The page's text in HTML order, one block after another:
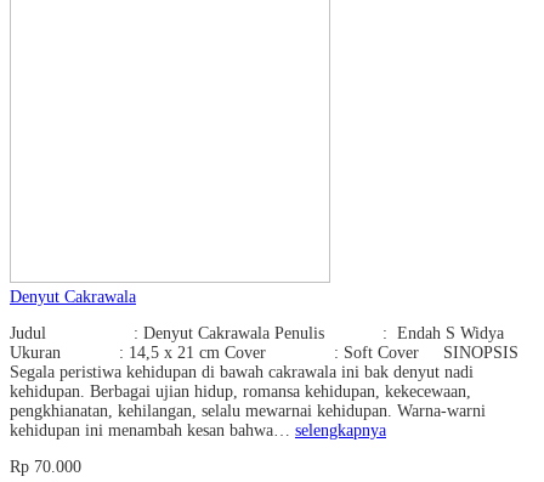
Denyut Cakrawala
Judul : Denyut Cakrawala Penulis : Endah S Widya
Ukuran : 14,5 x 21 cm Cover : Soft Cover SINOPSIS
Segala peristiwa kehidupan di bawah cakrawala ini bak denyut nadi
kehidupan. Berbagai ujian hidup, romansa kehidupan, kekecewaan,
pengkhianatan, kehilangan, selalu mewarnai kehidupan. Warna-warni
kehidupan ini menambah kesan bahwa… selengkapnya
Rp 70.000